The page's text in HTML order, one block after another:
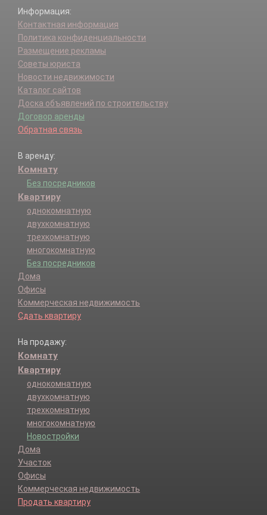
Информация:
Контактная информация
Политика конфиденциальности
Размещение рекламы
Советы юриста
Новости недвижимости
Каталог сайтов
Доска объявлений по строительству
Договор аренды
Обратная связь
В аренду:
Комнату
Без посредников
Квартиру
однокомнатную
двухкомнатную
трехкомнатную
многокомнатную
Без посредников
Дома
Офисы
Коммерческая недвижимость
Сдать квартиру
На продажу:
Комнату
Квартиру
однокомнатную
двухкомнатную
трехкомнатную
многокомнатную
Новостройки
Дома
Участок
Офисы
Коммерческая недвижимость
Продать квартиру